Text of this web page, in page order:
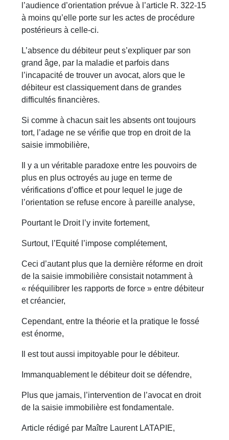
l’audience d’orientation prévue à l’article R. 322-15
à moins qu’elle porte sur les actes de procédure
postérieurs à celle-ci.
L’absence du débiteur peut s’expliquer par son
grand âge, par la maladie et parfois dans
l’incapacité de trouver un avocat, alors que le
débiteur est classiquement dans de grandes
difficultés financières.
Si comme à chacun sait les absents ont toujours
tort, l’adage ne se vérifie que trop en droit de la
saisie immobilière,
Il y a un véritable paradoxe entre les pouvoirs de
plus en plus octroyés au juge en terme de
vérifications d’office et pour lequel le juge de
l’orientation se refuse encore à pareille analyse,
Pourtant le Droit l’y invite fortement,
Surtout, l’Equité l’impose complétement,
Ceci d’autant plus que la dernière réforme en droit
de la saisie immobilière consistait notamment à
« rééquilibrer les rapports de force » entre débiteur
et créancier,
Cependant, entre la théorie et la pratique le fossé
est énorme,
Il est tout aussi impitoyable pour le débiteur.
Immanquablement le débiteur doit se défendre,
Plus que jamais, l’intervention de l’avocat en droit
de la saisie immobilière est fondamentale.
Article rédigé par Maître Laurent LATAPIE,